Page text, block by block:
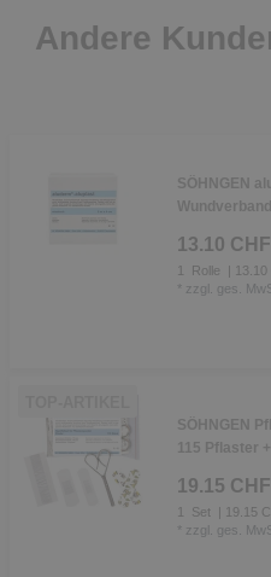
Andere
SÖHNGEN
13.10
Rolle
|
zzgl. ges.
SÖHNGEN
115 Pflaster
19.15
Set
| 19.15
zzgl. ges.